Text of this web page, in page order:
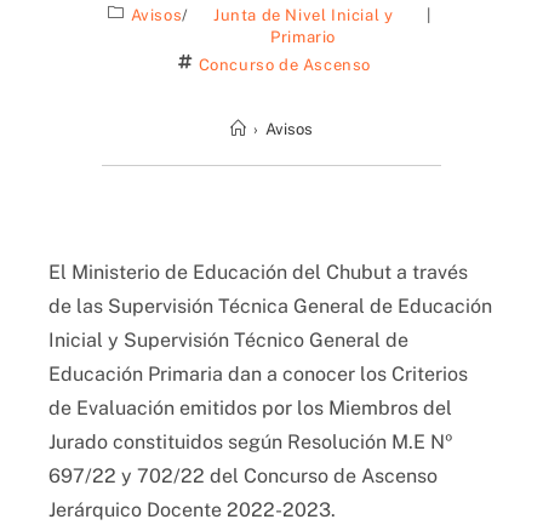
Avisos/
Junta de Nivel Inicial y
Primario
Concurso de Ascenso
› Avisos
El Ministerio de Educación del Chubut a través
de las Supervisión Técnica General de Educación
Inicial y Supervisión Técnico General de
Educación Primaria dan a conocer los Criterios
de Evaluación emitidos por los Miembros del
Jurado constituidos según Resolución M.E Nº
697/22 y 702/22 del Concurso de Ascenso
Jerárquico Docente 2022-2023.